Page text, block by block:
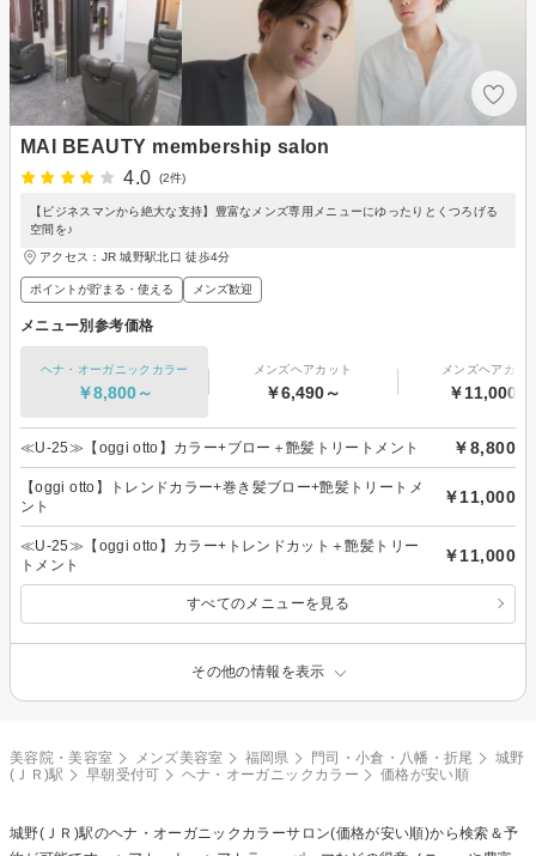
MAI BEAUTY membership salon
4.0
(2件)
【ビジネスマンから絶大な支持】豊富なメンズ専用メニューにゆったりとくつろげる
空間を♪
アクセス：JR 城野駅北口 徒歩4分
ポイントが貯まる・使える メンズ歓迎
メニュー別参考価格
ヘナ・オーガニックカラー
￥8,800～
メンズヘアカット
￥6,490～
メンズヘアカラ
￥11,000～
≪U-25≫【oggi otto】カラー+ブロー＋艶髪トリートメント ￥8,800
【oggi otto】トレンドカラー+巻き髪ブロー+艶髪トリートメ
ント
￥11,000
≪U-25≫【oggi otto】カラー+トレンドカット＋艶髪トリー
トメント
￥11,000
すべてのメニューを見る
その他の情報を表示
美容院・美容室 メンズ美容室 福岡県 門司・小倉・八幡・折尾
城野
(ＪＲ)駅
早朝受付可 ヘナ・オーガニックカラー 価格が安い順
城野(ＪＲ)駅のヘナ・オーガニックカラーサロン(価格が安い順)から検索＆予